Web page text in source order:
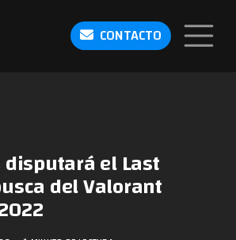
CONTACTO
disputará el Last
del Valorant